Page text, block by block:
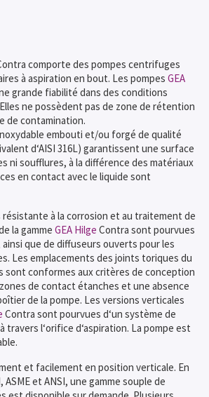
comporte des pompes centrifuges
à aspiration en bout. Les pompes GEA
grande fiabilité dans des conditions
ne possèdent pas de zone de rétention
de contamination.
embouti et/ou forgé de qualité
d‘AISI 316L) garantissent une surface
ni soufflures, à la différence des matériaux
en contact avec le liquide sont
à la corrosion et au traitement de
la gamme GEA Hilge Contra sont pourvues
que de diffuseurs ouverts pour les
Les emplacements des joints toriques du
sont conformes aux critères de conception
de contact étanches et une absence
de la pompe. Les versions verticales
Contra sont pourvues d‘un système de
travers l‘orifice d‘aspiration. La pompe est
et facilement en position verticale. En
et ANSI, une gamme souple de